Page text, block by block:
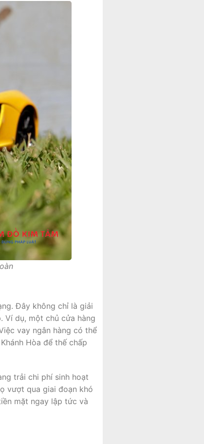
Đây không chỉ là giải
Ví dụ, một chủ cửa hàng
vay ngân hàng có thể
Hòa để thế chấp
trải chi phí sinh hoạt
vượt qua giai đoạn khó
mặt ngay lập tức và